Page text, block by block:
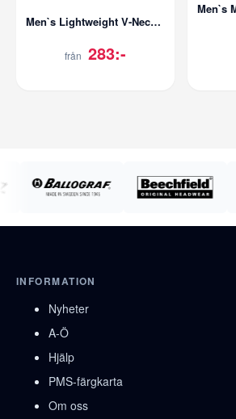
Men`s Lightweight V-Neck Cardigan
från 283:-
INFORMATION
Nyheter
A-Ö
Hjälp
PMS-färgkarta
Om oss